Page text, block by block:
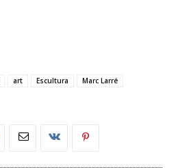
art Escultura
Marc Larré